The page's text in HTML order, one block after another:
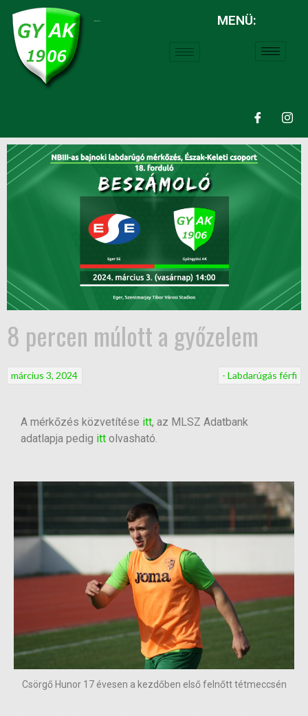
MENÜ:
8 percen múlott a győzelem
- Labdarúgás férfi
március 3, 2024
A mérkőzés közvetítése itt, az MLSZ Adatbank
adatlapja pedig itt olvasható.
Csörgő Hunor 17 évesen a kezdőben első felnőtt tétmeccsén